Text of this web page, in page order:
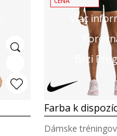
Viac
Brzi
Farba k
Dámske